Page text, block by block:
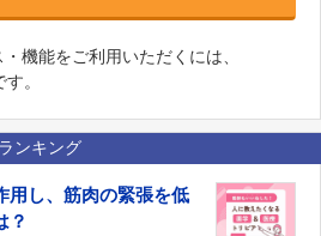
機能をご利用いただくには、
。
ンキング
用し、筋肉の緊張を低
？